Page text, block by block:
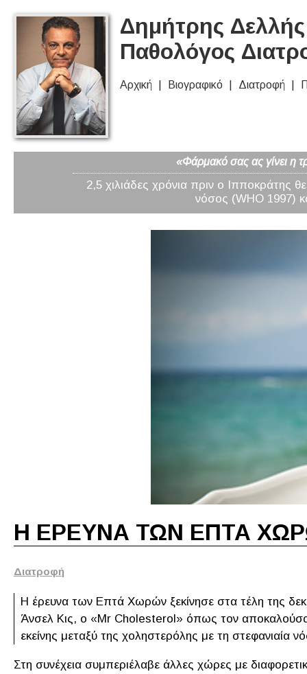
Δημήτρης
Παθολόγος
Αρχική Βιογραφικό Διατροφή
«Φάρμακό σας ας γίνει η
2,5 χιλιάδες χρόνια πριν ο Ιπποκράτης
νόσος (WHO 1997)
Η ΕΡΕΥΝΑ ΤΩΝ ΕΠΤΑ
Διατροφή
Η έρευνα των Επτά Χωρών ξεκίνησε στα τέλη της
Άνσελ Κις, ο «Mr Cholesterol» όπως τον
εκείνης μεταξύ της χοληστερόλης με τη στεφανιαία
Στη συνέχεια συμπεριέλαβε άλλες χώρες με